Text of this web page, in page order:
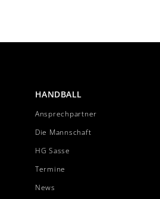
HANDBALL
Ansprechpartner
Die Mannschaft
HG Sasse
Termine
News